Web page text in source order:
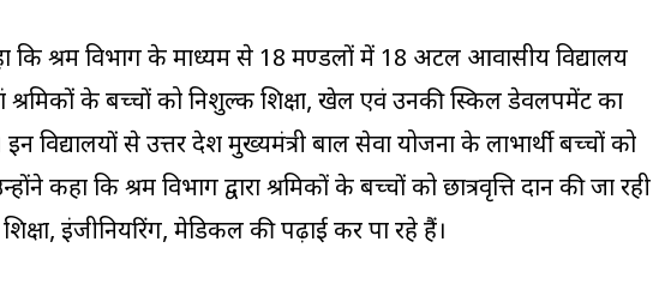
कि श्रम विभाग के माध्यम से 18 मण्डलों में 18 अटल आवासीय विद्यालय
श्रमिकों के बच्चों को निशुल्क शिक्षा, खेल एवं उनकी स्किल डेवलपमेंट का
विद्यालयों से उत्तर प्रदेश मुख्यमंत्री बाल सेवा योजना के लाभार्थी बच्चों को
कहा कि श्रम विभाग द्वारा श्रमिकों के बच्चों को छात्रवृत्ति प्रदान की जा रही
इंजीनियरिंग, मेडिकल की पढ़ाई कर पा रहे हैं।